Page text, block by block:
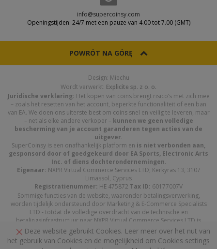
info@supercoinsy.com
Openingstijden: 24/7 met een pauze van 4.00 tot 7.00 (GMT)
POWRÓT NA GÓRĘ
Design: Miechu
Wordt verwerkt: Explicite sp. z o. o.
Juridische verklaring: Het kopen van coins brengt risico’s met zich mee
– zoals het resetten van het account, beperkte functionaliteit of een ban
van EA. We doen ons uiterste best om coins snel en veilig te leveren, maar
– net als elke andere verkoper – kunnen we geen volledige
bescherming van je account garanderen tegen acties van de
uitgever.
SuperCoinsy is een onafhankelijk platform en is niet verbonden aan,
gesponsord door of goedgekeurd door EA Sports, Electronic Arts
Inc. of diens dochterondernemingen.
Eigenaar: NXPR Virtual Commerce Services LTD, Kerkyras 13, 3107
Limassol, Cyprus
Registratienummer: HE 475872 Tax ID: 60177007V
Sommige functies van de website, waaronder betalingsverwerking,
worden tijdelijk ondersteund door Marketing & E-Commerce Specialists
LTD - totdat de volledige overdracht van de technische en
betalingsinfrastructuur naar NXPR Virtual Commerce Services LTD is
afgerond.
Deze website gebruikt Cookies. Leer meer over het nut van
het gebruik van Cookies en de mogelijkheid om Cookies settings